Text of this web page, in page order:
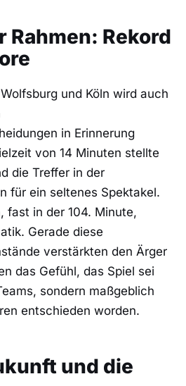
Rekord
und Köln wird auch
in Erinnerung
von 14 Minuten stellte
die Treffer in der
für ein seltenes Spektakel.
fast in der 104. Minute,
Gerade diese
verstärkten den Ärger
das Gefühl, das Spiel sei
sondern maßgeblich
entschieden worden.
und die